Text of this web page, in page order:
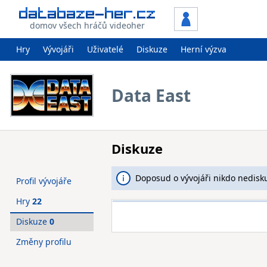
domov všech hráčů videoher
Hry Vývojáři Uživatelé Diskuze Herní výzva
Data East
Diskuze
Doposud o vývojáři nikdo
Profil vývojáře
Hry 22
Diskuze 0
Změny profilu